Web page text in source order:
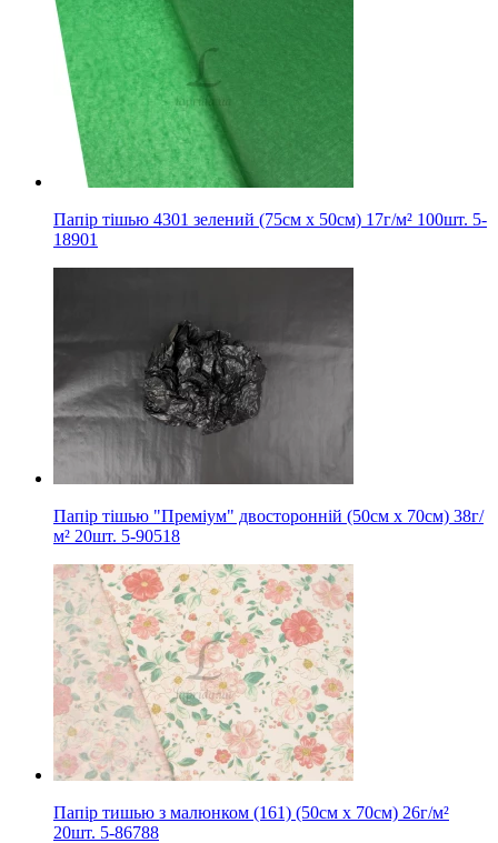
Папір тішью 4301 зелений (75см х 50см) 17г/м² 100шт. 5-
18901
Папір тішью "Преміум" двосторонній (50см х 70см) 38г/
м² 20шт. 5-90518
Папір тишью з малюнком (161) (50см х 70см) 26г/м²
20шт. 5-86788